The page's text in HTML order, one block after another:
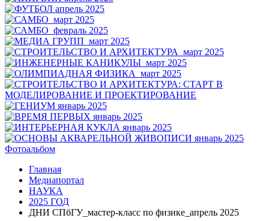
Фотоальбом
Главная
Медиапортал
НАУКА
2025 ГОД
ДНИ СПбГУ_мастер-класс по физике_апрель 2025